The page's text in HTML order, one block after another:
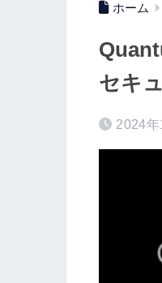
ホーム
セキ
2024年